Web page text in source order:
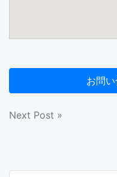
投
ナ
Next Post »